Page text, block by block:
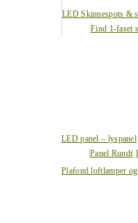
LED Skinnespots &
Find 1-faset
LED panel – lyspanel
Panel Rundt
Plafond loftlamper